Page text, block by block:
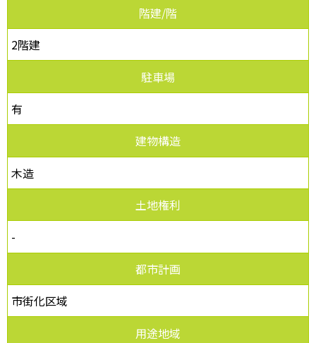
階建/階
2階建
駐車場
有
建物構造
木造
土地権利
-
都市計画
市街化区域
用途地域